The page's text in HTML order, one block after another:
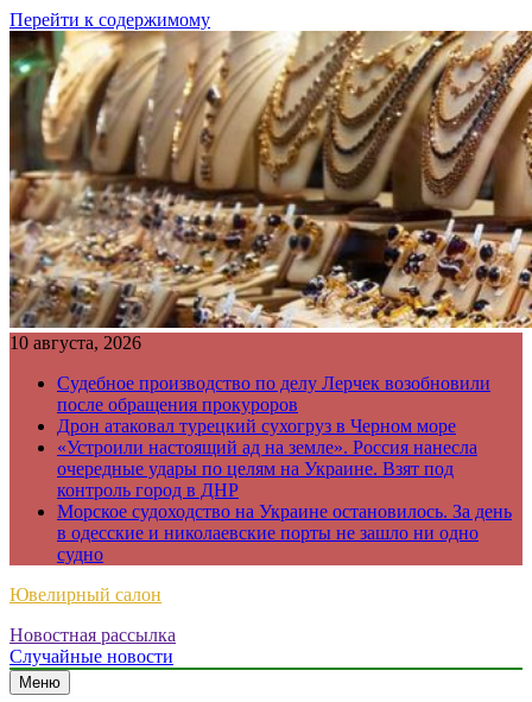
Перейти к содержимому
10 августа, 2026
Судебное производство по делу Лерчек возобновили
после обращения прокуроров
Дрон атаковал турецкий сухогруз в Черном море
«Устроили настоящий ад на земле». Россия нанесла
очередные удары по целям на Украине. Взят под
контроль город в ДНР
Морское судоходство на Украине остановилось. За день
в одесские и николаевские порты не зашло ни одно
судно
Ювелирный салон
Новостная рассылка
Случайные новости
Меню